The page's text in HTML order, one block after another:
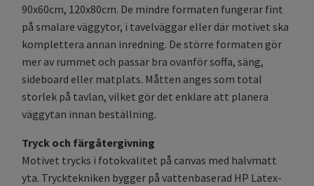
90x60cm, 120x80cm. De mindre formaten fungerar fint
på smalare väggytor, i tavelväggar eller där motivet ska
komplettera annan inredning. De större formaten gör
mer av rummet och passar bra ovanför soffa, säng,
sideboard eller matplats. Måtten anges som total
storlek på tavlan, vilket gör det enklare att planera
väggytan innan beställning.
Tryck och färgåtergivning
Motivet trycks i fotokvalitet på canvas med halvmatt
yta. Trycktekniken bygger på vattenbaserad HP Latex-